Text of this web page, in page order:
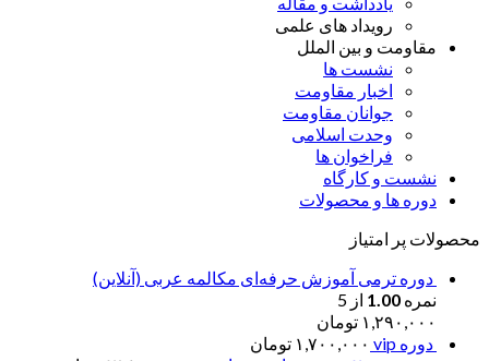
رویداد های علمی
مقاومت و بین الملل
نشست ها
اخبار مقاومت
جوانان مقاومت
وحدت اسلامی
فراخوان ها
نشست و کارگاه
دوره ها و محصولات
محصولات پر امتیاز
دوره ترمی آموزش حرفه‌ای مکالمه عربی (آنلاین)
نمره 1.00 از 5
۱,۲۹۰,۰۰۰ تومان
دوره vip
۱,۷۰۰,۰۰۰ تومان